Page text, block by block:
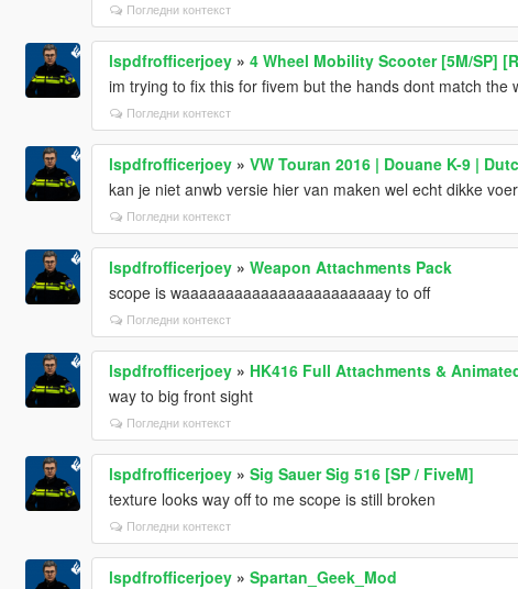
Погледни контекст
lspdfrofficerjoey» 4 Wheel Mobility Scooter [5M/SP]
im trying to fix this for fivem but the hands dont match the
Погледни контекст
lspdfrofficerjoey» VW Touran 2016 | Douane K-9 |
kan je niet anwb versie hier van maken wel echt dikke
Погледни контекст
lspdfrofficerjoey» Weapon Attachments Pack
scope is waaaaaaaaaaaaaaaaaaaaaaay to off
Погледни контекст
lspdfrofficerjoey» HK416 Full Attachments &
way to big front sight
Погледни контекст
lspdfrofficerjoey» Sig Sauer Sig 516 [SP / FiveM]
texture looks way off to me scope is still broken
Погледни контекст
lspdfrofficerjoey» Spartan_Geek_Mod